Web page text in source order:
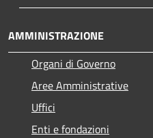
AMMINISTRAZIONE
Organi di Governo
Aree Amministrative
Uffici
Enti e fondazioni